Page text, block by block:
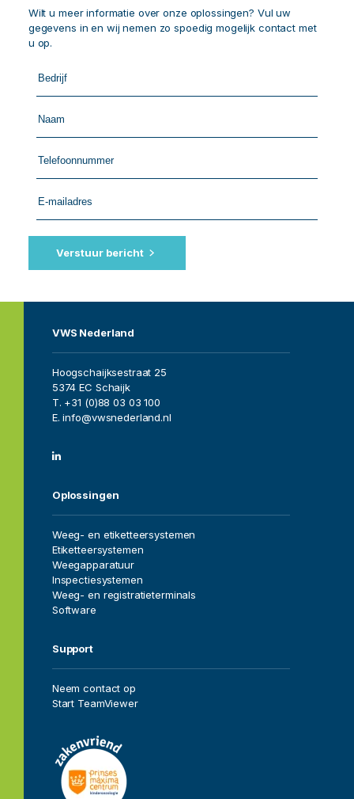
Vacatures
Over ons
Oplossingen
Dealers
Wilt u meer informatie over onze oplossingen? Vul uw
gegevens in en wij nemen zo spoedig mogelijk contact met
u op.
Call
me
by
fax
Verstuur bericht
VWS Nederland
Hoogschaijksestraat 25
5374 EC Schaijk
T. +31 (0)88 03 03 100
E. info@vwsnederland.nl
Oplossingen
Weeg- en etiketteersystemen
Etiketteersystemen
Weegapparatuur
Inspectiesystemen
Weeg- en registratieterminals
Software
Support
Neem contact op
Start TeamViewer